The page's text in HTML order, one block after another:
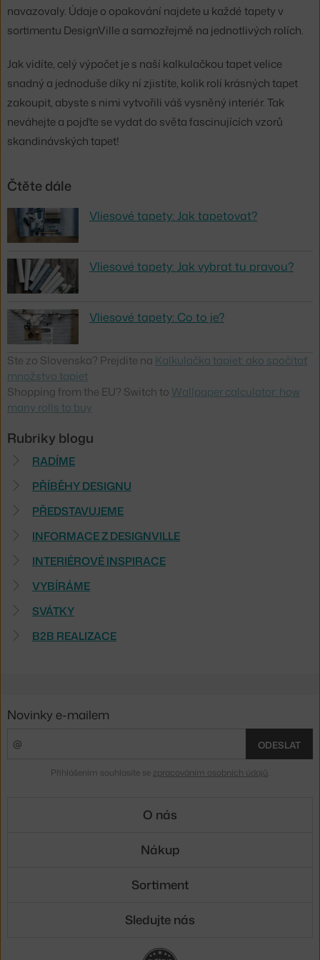
navazovaly. Údaje o opakování najdete u každé tapety v
sortimentu DesignVille a samozřejmě na jednotlivých rolích.
Jak vidíte, celý výpočet je s naší kalkulačkou tapet velice
snadný a jednoduše díky ní zjistíte, kolik rolí krásných tapet
zakoupit, abyste s nimi vytvořili váš vysněný interiér. Tak
neváhejte a pojďte se vydat do světa fascinujících vzorů
skandinávských tapet!
Čtěte dále
Vliesové tapety: Jak tapetovat?
Vliesové tapety: Jak vybrat tu pravou?
Vliesové tapety: Co to je?
Ste zo Slovenska? Prejdite na Kalkulačka tapiet: ako spočítať
množstvo tapiet
Shopping from the EU? Switch to Wallpaper calculator: how
many rolls to buy
Rubriky blogu
RADÍME
PŘÍBĚHY DESIGNU
PŘEDSTAVUJEME
INFORMACE Z DESIGNVILLE
INTERIÉROVÉ INSPIRACE
VYBÍRÁME
SVÁTKY
B2B REALIZACE
Novinky e-mailem
ODESLAT
Přihlášením souhlasíte se zpracováním osobních údajů
O nás
Nákup
Sortiment
Sledujte nás